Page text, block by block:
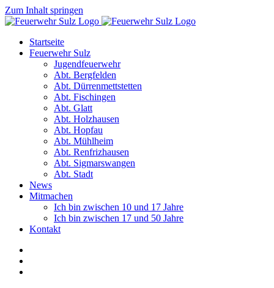
Zum Inhalt springen
Startseite
Feuerwehr Sulz
Jugendfeuerwehr
Abt. Bergfelden
Abt. Dürrenmettstetten
Abt. Fischingen
Abt. Glatt
Abt. Holzhausen
Abt. Hopfau
Abt. Mühlheim
Abt. Renfrizhausen
Abt. Sigmarswangen
Abt. Stadt
News
Mitmachen
Ich bin zwischen 10 und 17 Jahre
Ich bin zwischen 17 und 50 Jahre
Kontakt